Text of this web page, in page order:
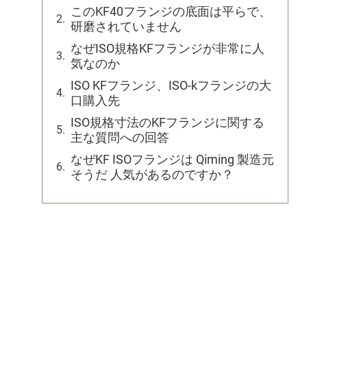
このKF40フランジの底面は平らで、
研磨されていません
なぜISO規格KFフランジが非常に人
気なのか
ISO KFフランジ、ISO-kフランジの大
口購入先
ISO規格寸法のKFフランジに関する
主な質問への回答
なぜKF ISOフランジは Qiming 製造元
そうだ 人気があるのですか？